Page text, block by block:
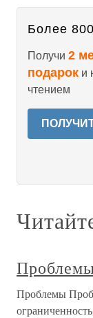
Более
Получи 2
подарок и
чтением
Проблемы